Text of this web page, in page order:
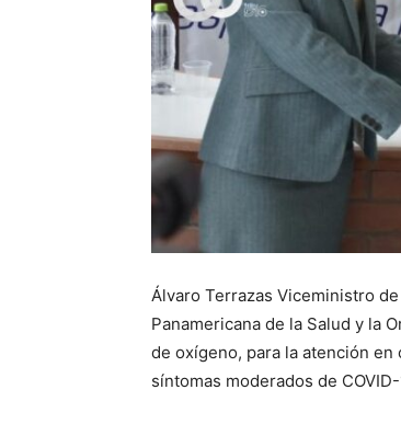
Álvaro Terrazas Viceministro
Panamericana de la Salud y la
de oxígeno, para la atención
síntomas moderados de COVID-